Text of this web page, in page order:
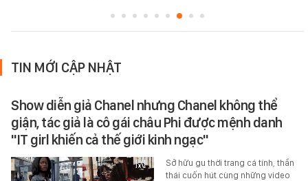
TIN MỚI CẬP NHẬT
Show diễn giả Chanel nhưng Chanel không thể
giận, tác giả là cô gái châu Phi được mệnh danh
"IT girl khiến cả thế giới kinh ngạc"
Sở hữu gu thời trang cá tính, thần
thái cuốn hút cùng những video